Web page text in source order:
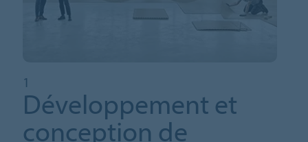
1
Développement et
conception de